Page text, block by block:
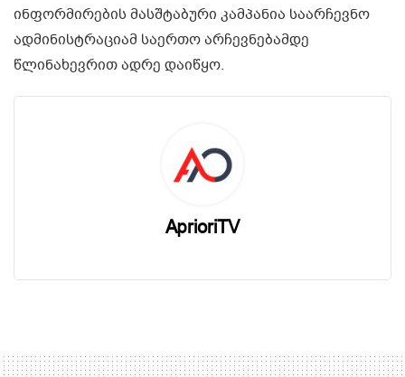
ინფორმირების მასშტაბური კამპანია საარჩევნო
ადმინისტრაციამ საერთო არჩევნებამდე
წლინახევრით ადრე დაიწყო.
AprioriTV